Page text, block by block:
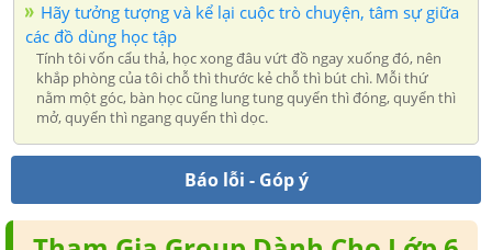
Hãy tưởng tượng và kể lại cuộc trò chuyện, tâm sự giữa
các đồ dùng học tập
Tính tôi vốn cẩu thả, học xong đâu vứt đồ ngay xuống đó, nên
khắp phòng của tôi chỗ thì thước kẻ chỗ thì bút chì. Mỗi thứ
nằm một góc, bàn học cũng lung tung quyển thì đóng, quyển thì
mở, quyển thì ngang quyển thì dọc.
Báo lỗi - Góp ý